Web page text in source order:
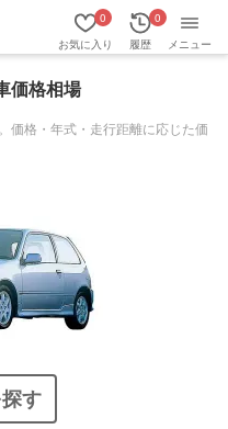
お気に入り
0
履歴
0
メニュー
価格相場
価格・年式・走行距離に応じた価
す